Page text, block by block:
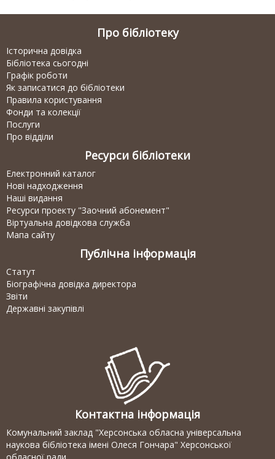
Про бібліотеку
Історична довідка
Бібліотека сьогодні
Графік роботи
Як записатися до бібліотеки
Правила користування
Фонди та колекції
Послуги
Про відділи
Ресурси бібліотеки
Електронний каталог
Нові надходження
Наші видання
Ресурси проекту "Заочний абонемент"
Віртуальна довідкова служба
Мапа сайту
Публічна інформація
Статут
Біографічна довідка директора
Звіти
Державні закупівлі
Контактна інформація
Комунальний заклад "Херсонська обласна універсальна
наукова бібліотека імені Олеся Гончара" Херсонської
обласної ради